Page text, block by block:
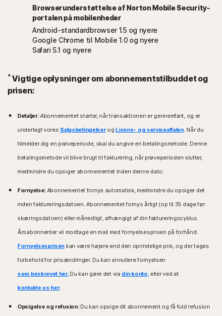
Browserunderstøttelse af Norton Mobile Security-
portalen på mobilenheder
Android-standardbrowser 1.5 og nyere
Google Chrome til Mobile 1.0 og nyere
Safari 5.1 og nyere
*Vigtige oplysninger om abonnementstilbuddet og
prisen:
Detaljer:Abonnementet starter, når transaktionen er gennemført, og er
underlagt vores Salgsbetingelserog Licens- og serviceaftalen. Når du
tilmelder dig en prøveperiode, skal du angive en betalingsmetode. Denne
betalingsmetode vil blive brugt til fakturering, når prøveperioden slutter,
medmindre du opsiger abonnementet inden denne dato.
Fornyelse: Abonnementet fornys automatisk, medmindre du opsiger det
inden faktureringsdatoen. Abonnementet fornys årligt (op til 35 dage før
skæringsdatoen) eller månedligt, afhængigt af din faktureringscyklus.
Årsabonnenter vil modtage en mail med fornyelsesprisen på forhånd.
Fornyelsesprisen kan være højere end den oprindelige pris, og der tages
forbehold for prisændringer. Du kan annullere fornyelsen
som beskrevet her. Du kan gøre det via din konto, eller ved at
kontakte os her.
Opsigelse og refusion:Du kan opsige dit abonnement og få fuld refusion